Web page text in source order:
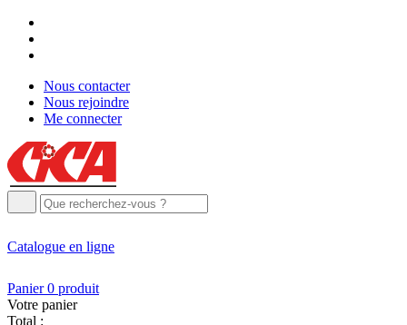
Nous contacter
Nous rejoindre
Me connecter
Catalogue en ligne
Panier 0 produit
Votre panier
Total :